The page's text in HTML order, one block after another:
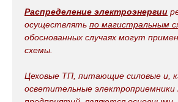
Распределение электроэнергии
осуществлять по магистральным
обоснованных случаях могут
схемы.
Цеховые ТП, питающие силовые и,
осветительные